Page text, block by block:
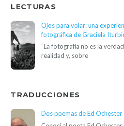
LECTURAS
Ojos para volar: una
fotográfica de Graciela
“La fotografía no es la
realidad y, sobre
TRADUCCIONES
Dos poemas de Ed Ochester